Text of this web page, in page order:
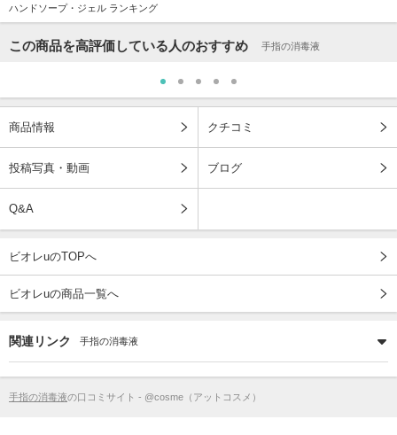
ハンドソープ・ジェル ランキング
この商品を高評価している人のおすすめ 手指の消毒液
商品情報 クチコミ
投稿写真・動画 ブログ
Q&A
ビオレuのTOPへ
ビオレuの商品一覧へ
関連リンク 手指の消毒液
手指の消毒液の口コミサイト - @cosme（アットコスメ）